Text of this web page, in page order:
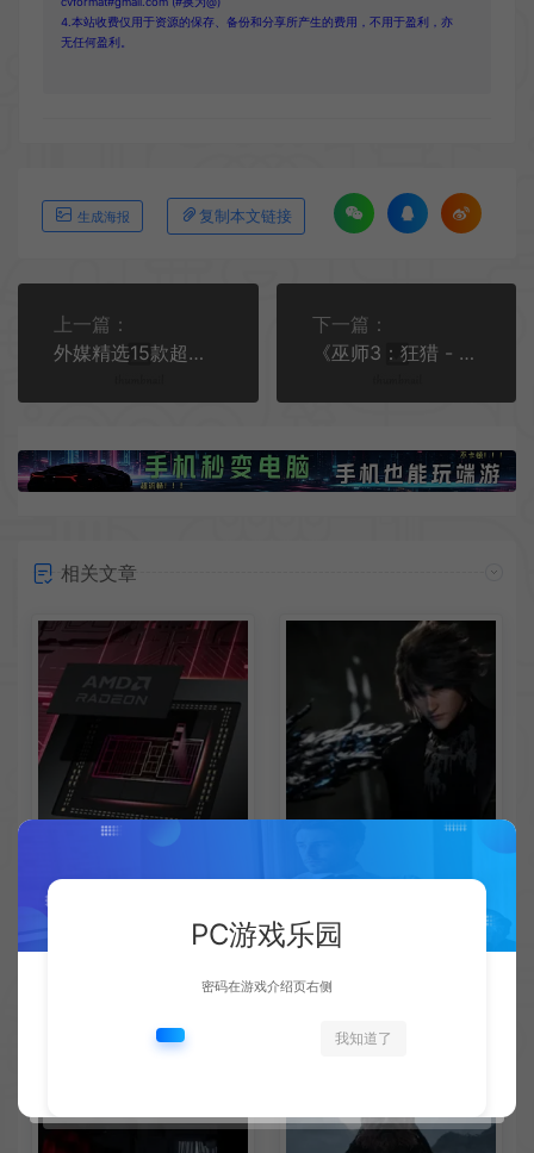
4.本站收费仅用于资源的保存、备份和分享所产生的费用，不用于盈利，亦
无任何盈利。
生成海报 复制本文链接
上一篇：
外媒精选15款超赞开放世界游戏 《孤岛惊魂3》等
下一篇：
《巫师3：狂猎 - 完全版》史低促销活动 仅39.8元入手
相关文章
AMD下代RDNA5显卡将迎来
《失落之魂》不当言论事件：
包容没能消解过激言论
PC游戏乐园
密码在游戏介绍页右侧
我知道了